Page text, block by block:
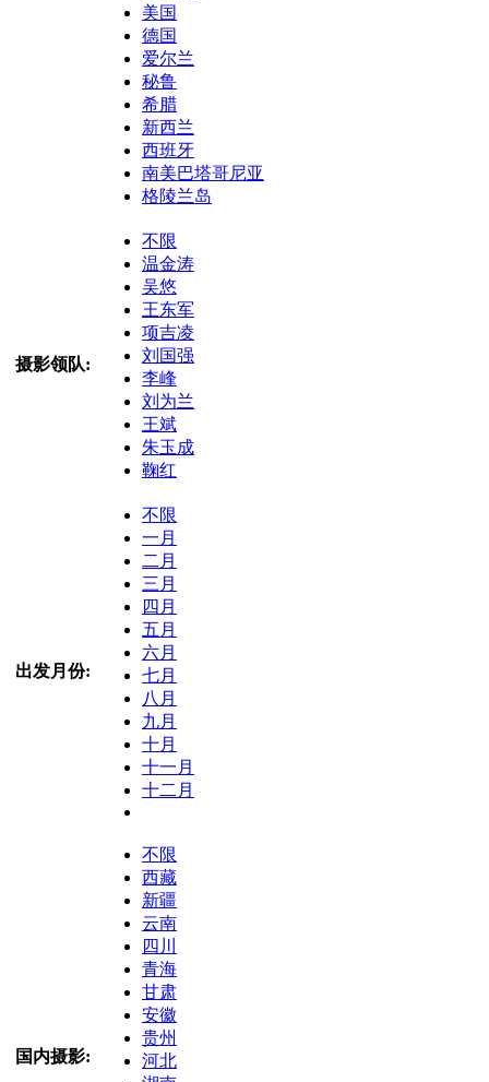
美国
德国
爱尔兰
秘鲁
希腊
新西兰
西班牙
南美巴塔哥尼亚
格陵兰岛
摄影领队:
不限
温金涛
吴悠
王东军
项吉凌
刘国强
李峰
刘为兰
王斌
朱玉成
鞠红
出发月份:
不限
一月
二月
三月
四月
五月
六月
七月
八月
九月
十月
十一月
十二月
国内摄影:
不限
西藏
新疆
云南
四川
青海
甘肃
安徽
贵州
河北